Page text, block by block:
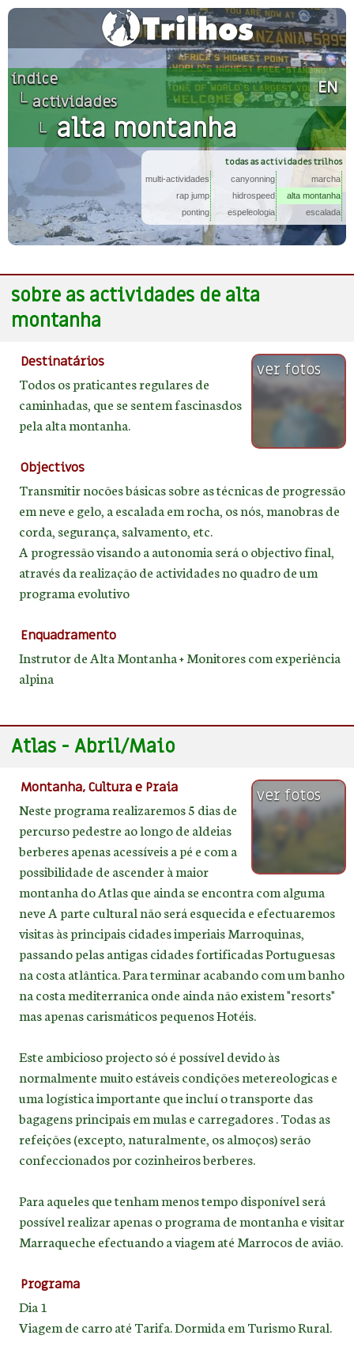
Descobrir novos horizontes
EN
índice
└actividades
└ alta montanha
todas as actividades trilhos
marcha
alta montanha
escalada
canyonning
hidrospeed
espeleologia
multi-actividades
rap jump
ponting
sobre as actividades de alta
montanha
ver fotos
Destinatários
Todos os praticantes regulares de
caminhadas, que se sentem fascinasdos
pela alta montanha.
Objectivos
Transmitir nocões básicas sobre as técnicas de progressão
em neve e gelo, a escalada em rocha, os nós, manobras de
corda, segurança, salvamento, etc.
A progressão visando a autonomia será o objectivo final,
através da realização de actividades no quadro de um
programa evolutivo
Enquadramento
Instrutor de Alta Montanha + Monitores com experiência
alpina
Atlas - Abril/Maio
ver fotos
Montanha, Cultura e Praia
Neste programa realizaremos 5 dias de
percurso pedestre ao longo de aldeias
berberes apenas acessíveis a pé e com a
possibilidade de ascender à maior
montanha do Atlas que ainda se encontra com alguma
neve A parte cultural não será esquecida e efectuaremos
visitas às principais cidades imperiais Marroquinas,
passando pelas antigas cidades fortificadas Portuguesas
na costa atlântica. Para terminar acabando com um banho
na costa mediterranica onde ainda não existem "resorts"
mas apenas carismáticos pequenos Hotéis.
Este ambicioso projecto só é possível devido às
normalmente muito estáveis condições metereologicas e
uma logística importante que incluí o transporte das
bagagens principais em mulas e carregadores . Todas as
refeições (excepto, naturalmente, os almoços) serão
confeccionados por cozinheiros berberes.
Para aqueles que tenham menos tempo disponível será
possível realizar apenas o programa de montanha e visitar
Marraqueche efectuando a viagem até Marrocos de avião.
Programa
Dia 1
Viagem de carro até Tarifa. Dormida em Turismo Rural.